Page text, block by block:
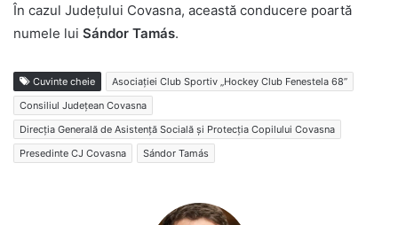
În cazul Județului Covasna, această conducere poartă
numele lui Sándor Tamás.
Cuvinte cheie
Asociației Club Sportiv „Hockey Club Fenestela 68”
Consiliul Județean Covasna
Direcția Generală de Asistență Socială și Protecția Copilului Covasna
Presedinte CJ Covasna
Sándor Tamás